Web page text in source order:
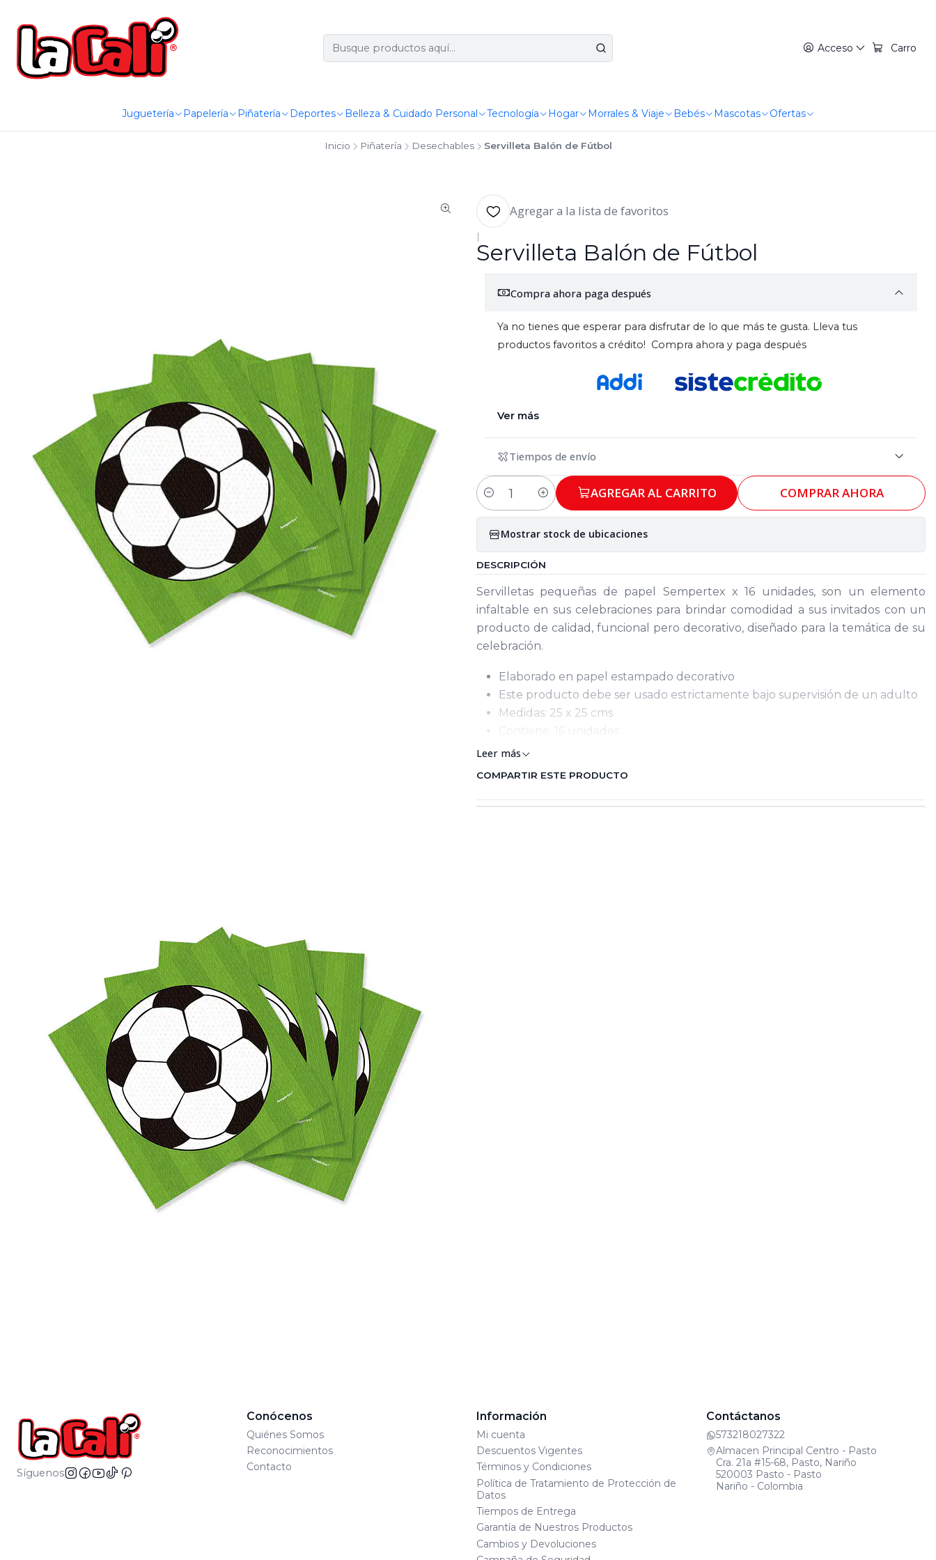
Acceso Carro
Juguetería Papelería Piñatería Deportes Belleza & Cuidado Personal Tecnología Hogar Morrales & Viaje Bebés Mascotas Ofertas
Inicio Piñatería Desechables Servilleta Balón de Fútbol
Agregar a la lista de favoritos
|
Servilleta Balón de Fútbol
Compra ahora paga después
Ya no tienes que esperar para disfrutar de lo que más te gusta. Lleva tus
productos favoritos a crédito! Compra ahora y paga después
Ver más
Tiempos de envío
Cantidad AGREGAR AL CARRITO COMPRAR AHORA
Mostrar stock de ubicaciones
DESCRIPCIÓN
Servilletas pequeñas de papel Sempertex x 16 unidades, son un elemento
infaltable en sus celebraciones para brindar comodidad a sus invitados con un
producto de calidad, funcional pero decorativo, diseñado para la temática de su
celebración.
Elaborado en papel estampado decorativo
Este producto debe ser usado estrictamente bajo supervisión de un adulto
Medidas: 25 x 25 cms
Contiene: 16 unidades
Leer más
COMPARTIR ESTE PRODUCTO
Síguenos
Conócenos
Quiénes Somos
Reconocimientos
Contacto
Información
Mi cuenta
Descuentos Vigentes
Términos y Condiciones
Política de Tratamiento de Protección de
Datos
Tiempos de Entrega
Garantía de Nuestros Productos
Cambios y Devoluciones
Contáctanos
573218027322
Almacen Principal Centro - Pasto
Cra. 21a #15-68, Pasto, Nariño
520003 Pasto - Pasto
Nariño - Colombia